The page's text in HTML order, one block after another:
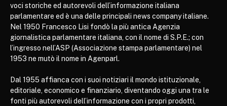
voci storiche ed autorevoli dell’informazione italiana
parlamentare ed è una delle principali news company italiane.
Nel 1950 Francesco Lisi fondò la più antica Agenzia
giornalistica parlamentare italiana, con il nome di S.P.E.; con
l’ingresso nell’ASP (Associazione stampa parlamentare) nel
1953 ne mutò il nome in Agenparl.
Dal 1955 affianca con i suoi notiziari il mondo istituzionale,
editoriale, economico e finanziario, diventando oggi una tra le
fonti più autorevoli dell’informazione con i propri prodotti,